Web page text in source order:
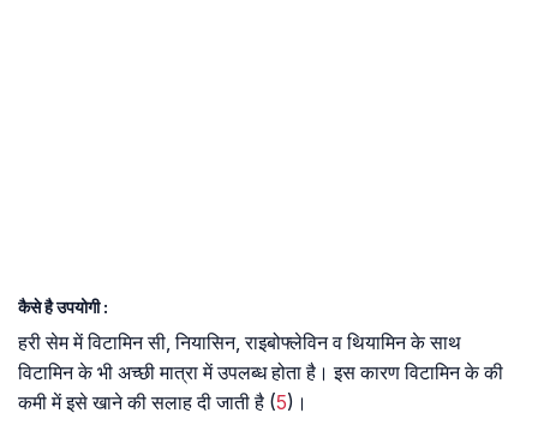
कैसे है उपयोगी :
हरी सेम में विटामिन सी, नियासिन, राइबोफ्लेविन व थियामिन के साथ
विटामिन के भी अच्छी मात्रा में उपलब्ध होता है। इस कारण विटामिन के की
कमी में इसे खाने की सलाह दी जाती है (5)।